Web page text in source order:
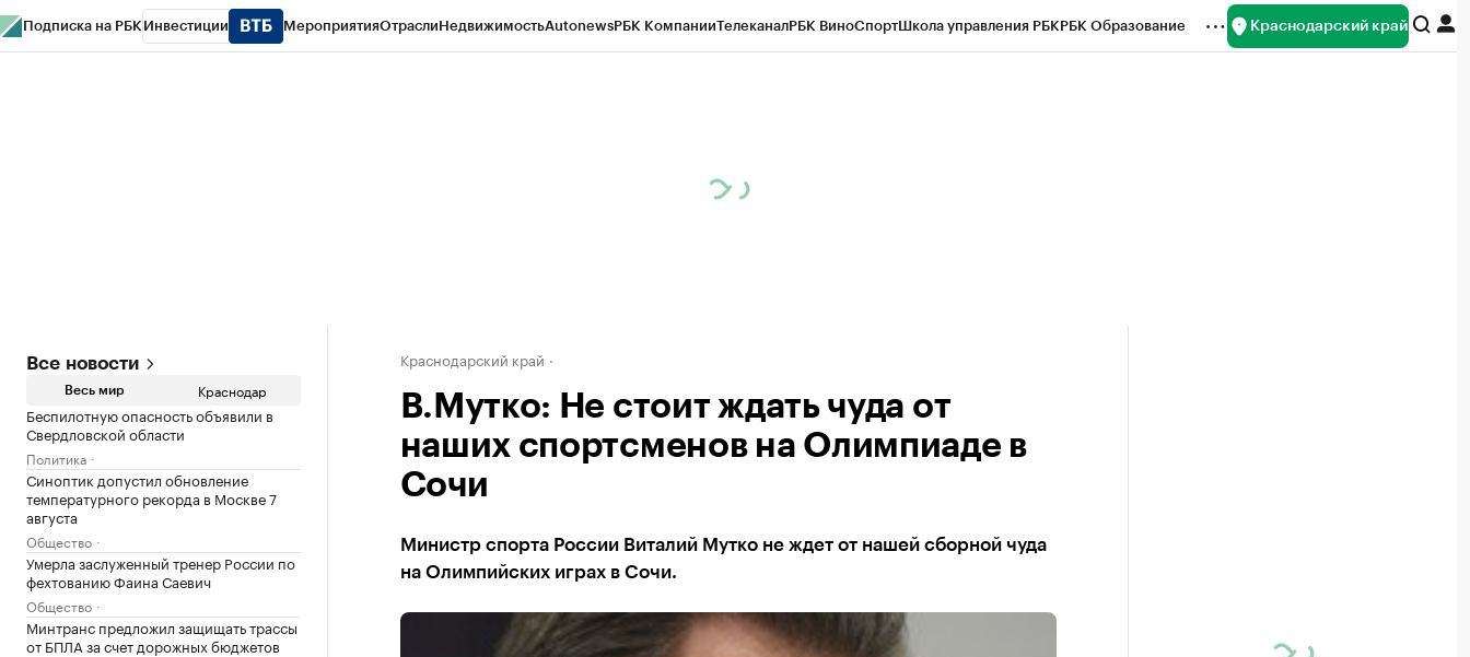
Подписка на РБК Инвестиции МероприятияОтраслиНедвижимостьAutonewsРБК КомпанииТелеканалРБК ВиноСпортШкола управления РБКРБК Образование Краснодарский край
Все новости
Весь мир Краснодар
Беспилотную опасность объявили в
Свердловской области
Политика
Синоптик допустил обновление
температурного рекорда в Москве 7
августа
Общество
Умерла заслуженный тренер России по
фехтованию Фаина Саевич
Общество
Минтранс предложил защищать трассы
от БПЛА за счет дорожных бюджетов
Краснодарский край
В.Мутко: Не стоит ждать чуда от
наших спортсменов на Олимпиаде в
Сочи
Министр спорта России Виталий Мутко не ждет от нашей сборной чуда
на Олимпийских играх в Сочи.